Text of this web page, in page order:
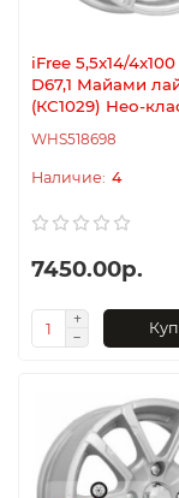
iFree 5,5x14/
D67,1 Майами
(КС1029) Нео-
WHS518698
4
7450.00р.